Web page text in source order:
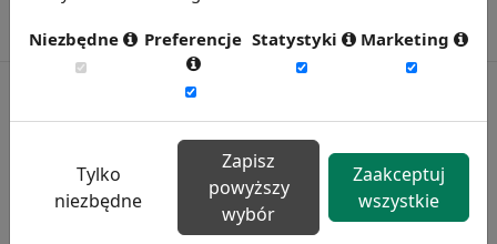
Rynekpracy.pl
sedlak.pl
wynagrodzenia.pl
raportyplacowe.pl
Niezbędne Preferencje Statystyki Marketing
Tylko
niezbędne
Zapisz
powyższy
wybór
Zaakceptuj
wszystkie